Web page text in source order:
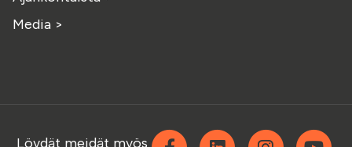
Media >
Löydät meidät myös FacebookLinkedin